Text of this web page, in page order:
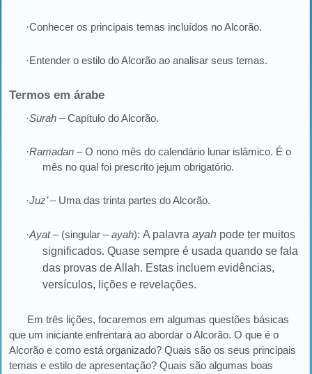
·Conhecer os principais temas incluídos no Alcorão.
·Entender o estilo do Alcorão ao analisar seus temas.
Termos em árabe
·Surah – Capítulo do Alcorão.
·Ramadan – O nono mês do calendário lunar islâmico. É o
mês no qual foi prescrito jejum obrigatório.
·Juz’– Uma das trinta partes do Alcorão.
·Ayat– (singular –ayah): A palavra ayah pode ter muitos
significados. Quase sempre é usada quando se fala
das provas de Allah. Estas incluem evidências,
versículos, lições e revelações.
Em três lições, focaremos em algumas questões básicas
que um iniciante enfrentará ao abordar o Alcorão. O que é o
Alcorão e como está organizado? Quais são os seus principais
temas e estilo de apresentação? Quais são algumas boas